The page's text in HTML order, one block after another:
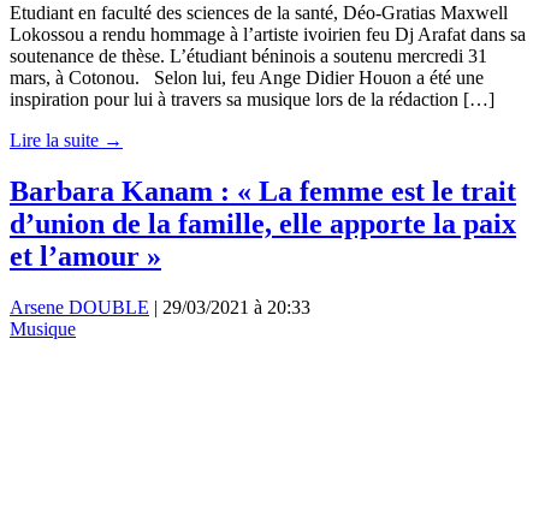
Etudiant en faculté des sciences de la santé, Déo-Gratias Maxwell
Lokossou a rendu hommage à l’artiste ivoirien feu Dj Arafat dans sa
soutenance de thèse. L’étudiant béninois a soutenu mercredi 31
mars, à Cotonou. Selon lui, feu Ange Didier Houon a été une
inspiration pour lui à travers sa musique lors de la rédaction […]
Lire la suite →
Barbara Kanam : « La femme est le trait
d’union de la famille, elle apporte la paix
et l’amour »
Arsene DOUBLE | 29/03/2021 à 20:33
Musique